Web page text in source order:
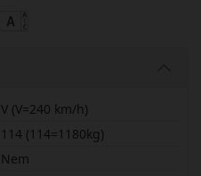
V (V=240 km/h)
114 (114=1180kg)
Nem